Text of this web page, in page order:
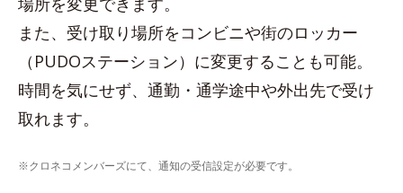
また、受け取り場所をコンビニや街のロッカー
（PUDOステーション）に変更することも可能。
時間を気にせず、通勤・通学途中や外出先で受け
取れます。
※クロネコメンバーズにて、通知の受信設定が必要です。